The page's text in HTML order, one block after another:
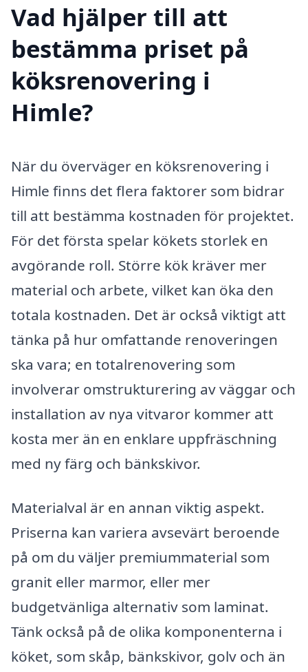
Vad hjälper till att
bestämma priset på
köksrenovering i
Himle?
När du överväger en köksrenovering i
Himle finns det flera faktorer som bidrar
till att bestämma kostnaden för projektet.
För det första spelar kökets storlek en
avgörande roll. Större kök kräver mer
material och arbete, vilket kan öka den
totala kostnaden. Det är också viktigt att
tänka på hur omfattande renoveringen
ska vara; en totalrenovering som
involverar omstrukturering av väggar och
installation av nya vitvaror kommer att
kosta mer än en enklare uppfräschning
med ny färg och bänkskivor.
Materialval är en annan viktig aspekt.
Priserna kan variera avsevärt beroende
på om du väljer premiummaterial som
granit eller marmor, eller mer
budgetvänliga alternativ som laminat.
Tänk också på de olika komponenterna i
köket, som skåp, bänkskivor, golv och än